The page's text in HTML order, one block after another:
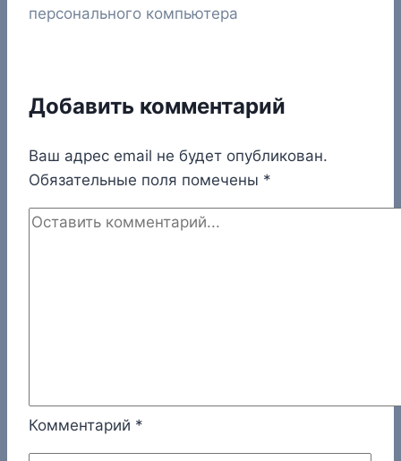
персонального компьютера
Добавить комментарий
Ваш адрес email не будет опубликован.
Обязательные поля помечены *
Комментарий *